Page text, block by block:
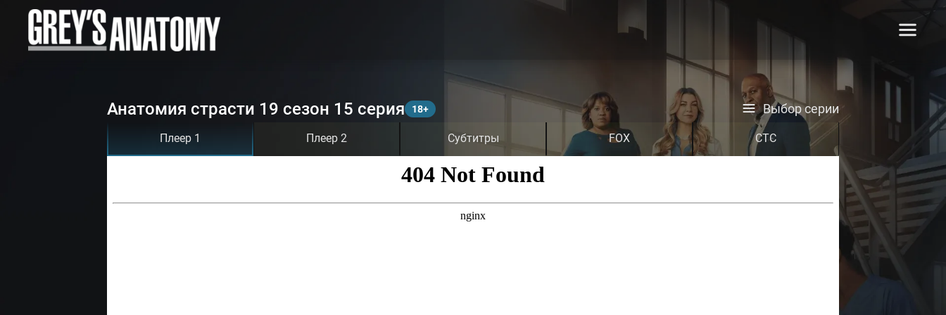
Анатомия страсти 19 сезон 15 серия Выбор серии
Плеер 1 Плеер 2 Субтитры FOX СТС